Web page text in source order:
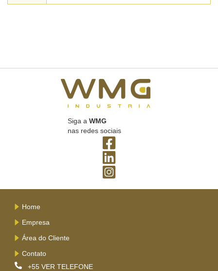
Siga a WMG
nas redes sociais
Home
Empresa
Área do Cliente
Contato
+55 VER TELEFONE